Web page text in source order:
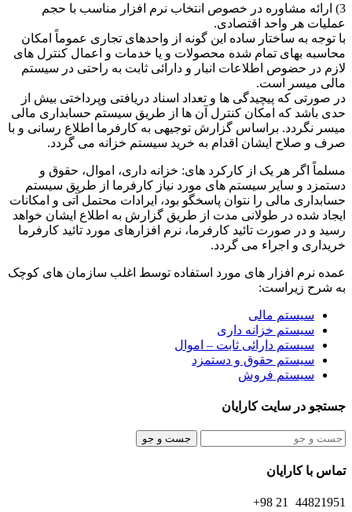
3) ارائه مشاوره در خصوص انتخاب نرم افزار مناسب با حجم
عملیات هر واحد اقتصادی.
با توجه به ساختار ساده این گونه از واحدهای تجاری عموماً امکان
محاسبه بهای تمام شده محصولات و یا خدمات و اعمال کنترل های
لازم در حضوص اطلاعات انبار و دارائی ثابت به راحتی در سیستم
مالی میسر است.
در صورتی که پیچیدگی ها و تعداد اسناد دریافتی وپرداختی بیش از
حدی باشد که امکان کنترل آن ها از طریق سیستم حسابداری مالی
میسر نگردد. براساس گزارش توجیهی به کارفرما اطلاع رسانی و با
صرف و صلاح ایشان اقدام به خرید سیستم خزانه می گردد.
مسلماً اگر هر یک از کارکرد های: خزانه داری، اموال، حقوق و
دستمزد و سایر سیستم های مورد نیاز کارفرما از طریق سیستم
حسابداری مالی را نتوان پاسخگو بود، ایرادات محتمل آتی و امکانات
ایجاد شده در طولانی مدت از طریق گزارش به اطلاع ایشان خواهد
رسید و در صورت تائید کارفرما، نرم افزارهای مورد تائید کارفرما
خریداری و اجراء می گردد.
عمده نرم افزار های مورد استفاده توسط اغلب سازمان های کوچک
به شرح زیراست:
سیستم مالی
سیستم خزانه داری
سیستم دارائی ثابت – اموال
سیستم حقوق و دستمزد
سیستم فروش
جستجو در سایت کارایان
جست و جو
تماس با کارایان
44821951 21 98+